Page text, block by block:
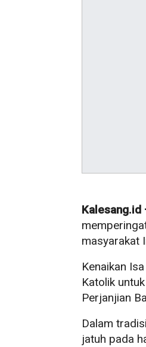
Kalesang.id
masyarakat
Kenaikan
Katolik
Perjanjian
Dalam
jatuh pada